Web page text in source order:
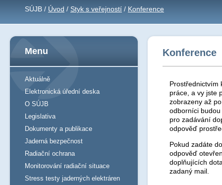
SÚJB / Úvod / Styk s veřejností / Konference
Konference
Prostřednictvím
práce, a vy jste
zobrazeny až
odborníci
pro zadávání
odpověď
Pokud zadáte
odpověď
doplňujících
zadaný mail.
Menu
Aktuálně
Elektronická úřední deska
O SÚJB
Legislativa
Dokumenty a publikace
Jaderná bezpečnost
Radiační ochrana
Monitorování radiační situace
Stress testy jaderných elektráren